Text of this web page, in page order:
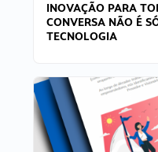
INOVAÇÃO PARA
CONVERSA NÃO É
TECNOLOGIA